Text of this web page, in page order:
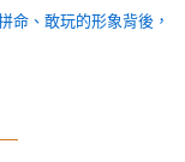
命、敢玩的形象背後，